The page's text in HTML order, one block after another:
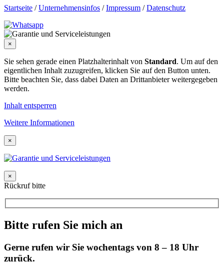
Startseite / Unternehmensinfos / Impressum / Datenschutz
×
Sie sehen gerade einen Platzhalterinhalt von Standard. Um auf den
eigentlichen Inhalt zuzugreifen, klicken Sie auf den Button unten.
Bitte beachten Sie, dass dabei Daten an Drittanbieter weitergegeben
werden.
Inhalt entsperren
Weitere Informationen
×
×
Rückruf bitte
Bitte rufen Sie mich an
Gerne rufen wir Sie wochentags von 8 – 18 Uhr
zurück.